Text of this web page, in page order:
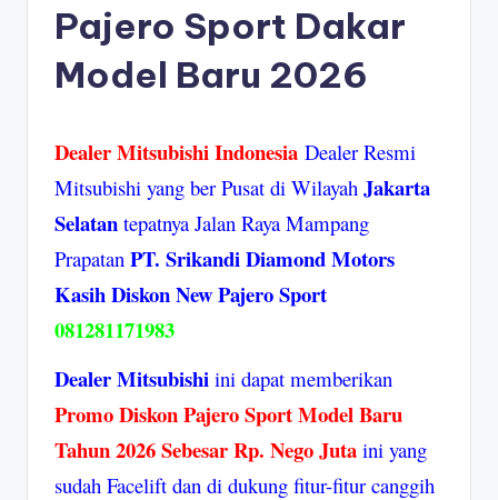
In
o
si
Pajero Sport Dakar
Model Baru 2026
Dealer Mitsubishi Indonesia Dealer Resmi
Mitsubishi yang ber Pusat di Wilayah Jakarta
Selatan tepatnya Jalan Raya Mampang
Prapatan PT. Srikandi Diamond Motors
Kasih Diskon New Pajero Sport
081281171983
Dealer Mitsubishi ini dapat memberikan
Promo Diskon Pajero Sport Model Baru
Tahun 2026 Sebesar Rp. Nego Juta ini yang
sudah Facelift dan di dukung fitur-fitur canggih